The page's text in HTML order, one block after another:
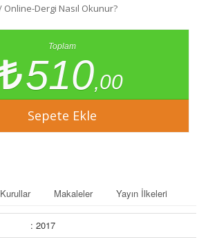
Dergi Nasıl Okunur?
Toplam
510,00
Kurullar Makaleler Yayın İlkeleri
: 2017